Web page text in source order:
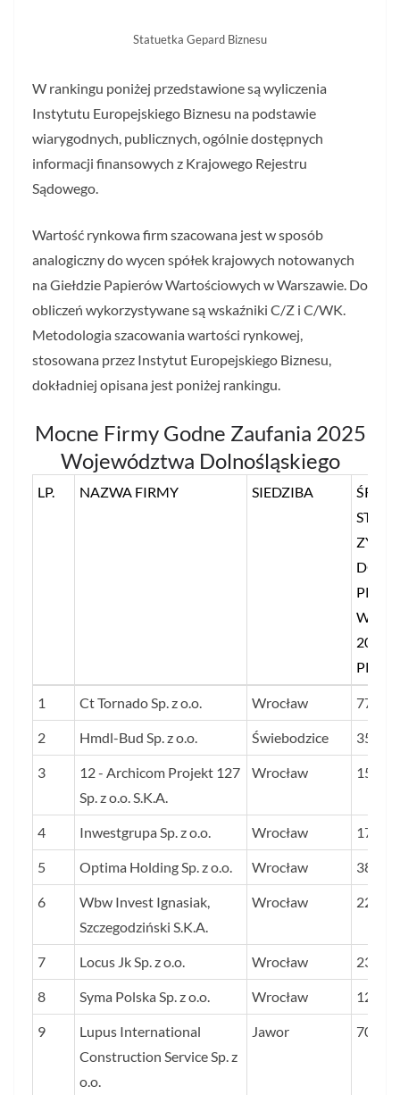
Statuetka Gepard Biznesu
W rankingu poniżej przedstawione są wyliczenia
Instytutu Europejskiego Biznesu na podstawie
wiarygodnych, publicznych, ogólnie dostępnych
informacji finansowych z Krajowego Rejestru
Sądowego.
Wartość rynkowa firm szacowana jest w sposób
analogiczny do wycen spółek krajowych notowanych
na Giełdzie Papierów Wartościowych w Warszawie. Do
obliczeń wykorzystywane są wskaźniki C/Z i C/WK.
Metodologia szacowania wartości rynkowej,
stosowana przez Instytut Europejskiego Biznesu,
dokładniej opisana jest poniżej rankingu.
Mocne Firmy Godne Zaufania 2025
Województwa Dolnośląskiego
LP. NAZWA FIRMY SIEDZIBA
DO
W
2023-
PROC.
LP.
NAZWA FIRMY SIEDZIBA
DO
2023-
PROC.
1 Ct Tornado Sp. z o.o. Wrocław 777
2 Hmdl-Bud Sp. z o.o. Świebodzice 351
3
12 - Archicom Projekt 127
Sp. z o.o. S.K.A.
Wrocław 153
4 Inwestgrupa Sp. z o.o. Wrocław 176
5 Optima Holding Sp. z o.o. Wrocław 385
6
Wbw Invest Ignasiak,
Szczegodziński S.K.A.
Wrocław 224
7 Locus Jk Sp. z o.o. Wrocław 230
8 Syma Polska Sp. z o.o. Wrocław 121
9
Lupus International
Construction Service Sp. z
o.o.
Jawor 70